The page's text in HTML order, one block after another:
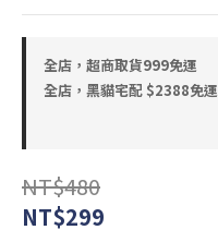
全店，超商取貨999免運
全店，黑貓宅配 $2388免運
NT$480
NT$299